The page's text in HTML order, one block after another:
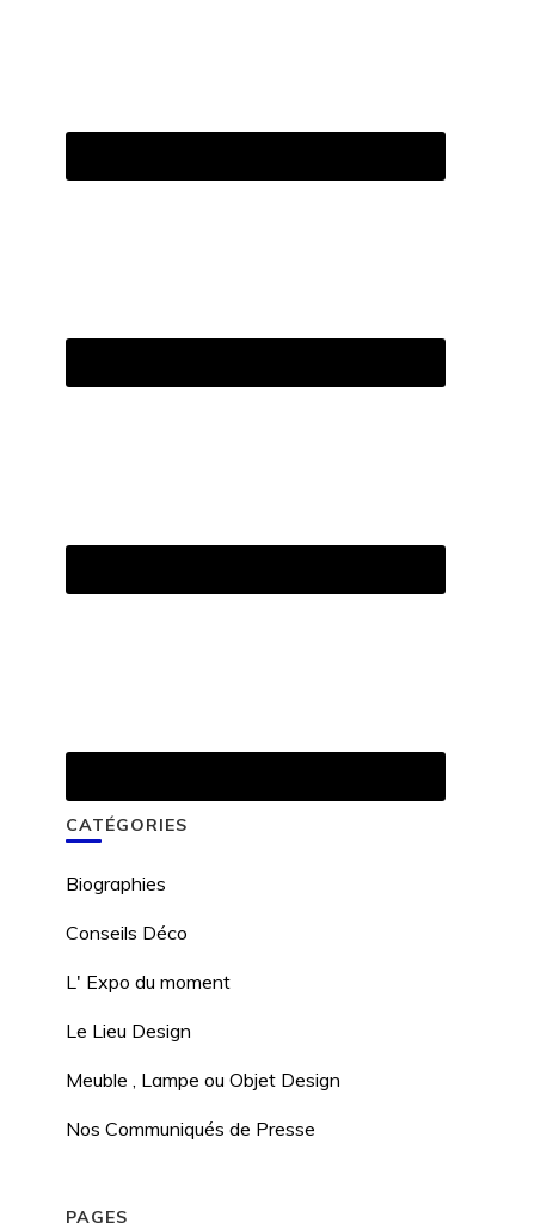
CATÉGORIES
Biographies
Conseils Déco
L' Expo du moment
Le Lieu Design
Meuble , Lampe ou Objet Design
Nos Communiqués de Presse
PAGES